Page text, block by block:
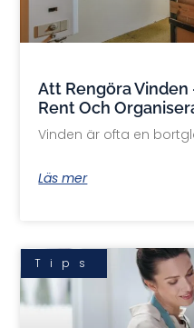
Att Rengöra Vinden
Rent Och
Vinden är ofta en
Läs mer
Tips